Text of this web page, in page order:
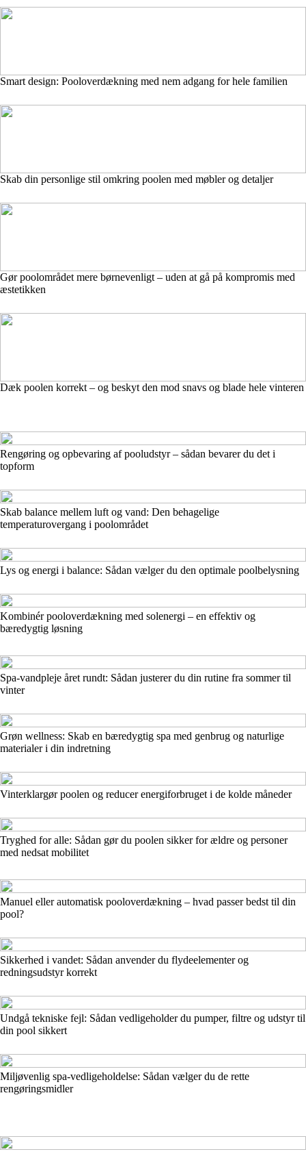
Smart design: Pooloverdækning med nem adgang for hele familien
Skab din personlige stil omkring poolen med møbler og detaljer
Gør poolområdet mere børnevenligt – uden at gå på kompromis med
æstetikken
Dæk poolen korrekt – og beskyt den mod snavs og blade hele vinteren
Rengøring og opbevaring af pooludstyr – sådan bevarer du det i
topform
Skab balance mellem luft og vand: Den behagelige
temperaturovergang i poolområdet
Lys og energi i balance: Sådan vælger du den optimale poolbelysning
Kombinér pooloverdækning med solenergi – en effektiv og
bæredygtig løsning
Spa-vandpleje året rundt: Sådan justerer du din rutine fra sommer til
vinter
Grøn wellness: Skab en bæredygtig spa med genbrug og naturlige
materialer i din indretning
Vinterklargør poolen og reducer energiforbruget i de kolde måneder
Tryghed for alle: Sådan gør du poolen sikker for ældre og personer
med nedsat mobilitet
Manuel eller automatisk pooloverdækning – hvad passer bedst til din
pool?
Sikkerhed i vandet: Sådan anvender du flydeelementer og
redningsudstyr korrekt
Undgå tekniske fejl: Sådan vedligeholder du pumper, filtre og udstyr til
din pool sikkert
Miljøvenlig spa-vedligeholdelse: Sådan vælger du de rette
rengøringsmidler